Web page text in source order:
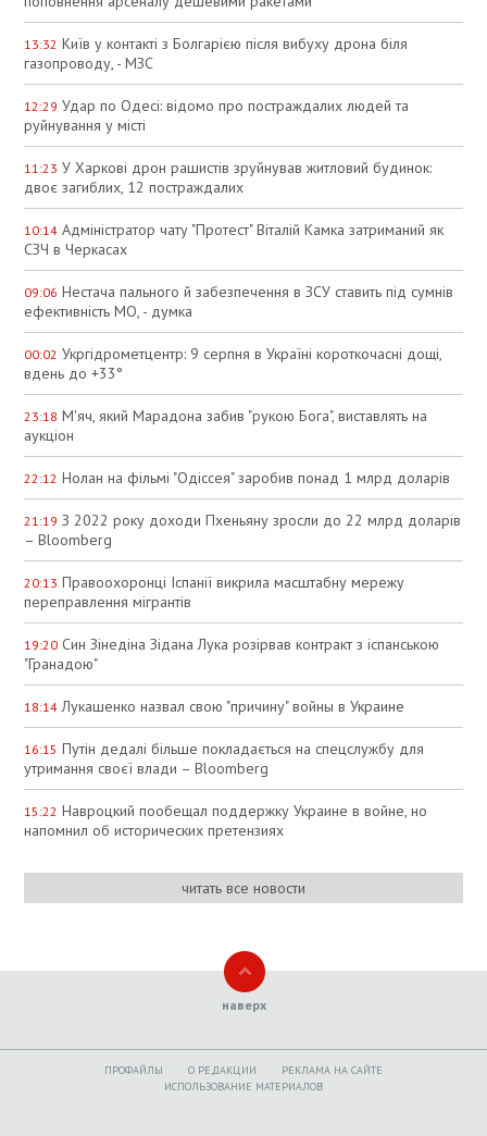
13:32 Київ у контакті з Болгарією після вибуху дрона біля
газопроводу, - МЗС
12:29 Удар по Одесі: відомо про постраждалих людей та
руйнування у місті
11:23 У Харкові дрон рашистів зруйнував житловий будинок:
двоє загиблих, 12 постраждалих
10:14 Адміністратор чату "Протест" Віталій Камка затриманий як
СЗЧ в Черкасах
09:06 Нестача пального й забезпечення в ЗСУ ставить під сумнів
ефективність МО, - думка
00:02 Укргідрометцентр: 9 серпня в Україні короткочасні дощі,
вдень до +33°
23:18 М'яч, який Марадона забив "рукою Бога", виставлять на
аукціон
22:12 Нолан на фільмі "Одіссея" заробив понад 1 млрд доларів
21:19 З 2022 року доходи Пхеньяну зросли до 22 млрд доларів
– Bloomberg
20:13 Правоохоронці Іспанії викрила масштабну мережу
переправлення мігрантів
19:20 Син Зінедіна Зідана Лука розірвав контракт з іспанською
"Гранадою"
18:14 Лукашенко назвал свою "причину" войны в Украине
16:15 Путін дедалі більше покладається на спецслужбу для
утримання своєї влади – Bloomberg
15:22 Навроцкий пообещал поддержку Украине в войне, но
напомнил об исторических претензиях
читать все новости
наверх
ПРОФАЙЛЫ O РЕДАКЦИИ
РЕКЛАМА НА САЙТЕ
ИСПОЛЬЗОВАНИЕ МАТЕРИАЛОВ